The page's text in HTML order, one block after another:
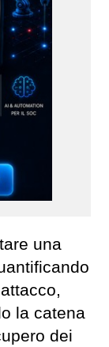
una
la catena
dei